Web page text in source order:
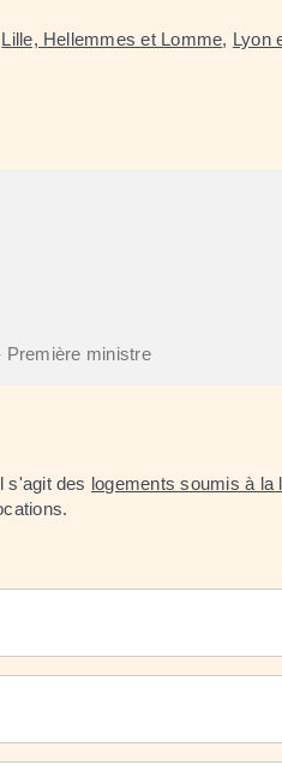
Lille, Hellemmes et Lomme, Lyon
Première ministre
s'agit des logements soumis à la